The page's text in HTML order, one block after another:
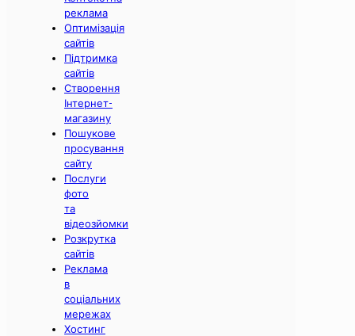
реклама
Оптимізація
сайтів
Підтримка
сайтів
Створення
Інтернет-
магазину
Пошукове
просування
сайту
Послуги
фото
та
відеозйомки
Розкрутка
сайтів
Реклама
в
соціальних
мережах
Хостинг